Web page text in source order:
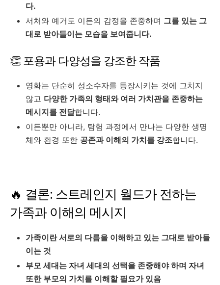
다.
서처와 예거도 이든의 감정을 존중하며 그를 있는 그
대로 받아들이는 모습을 보여줍니다.
👏 포용과 다양성을 강조한 작품
영화는 단순히 성소수자를 등장시키는 것에 그치지
않고 다양한 가족의 형태와 여러 가치관을 존중하는
메시지를 전달합니다.
이든뿐만 아니라, 탐험 과정에서 만나는 다양한 생명
체와 환경 또한 공존과 이해의 가치를 강조합니다.
🔥 결론: 스트레인지 월드가 전하는
가족과 이해의 메시지
가족이란 서로의 다름을 이해하고 있는 그대로 받아들
이는 것
부모 세대는 자녀 세대의 선택을 존중해야 하며 자녀
또한 부모의 가치를 이해할 필요가 있음